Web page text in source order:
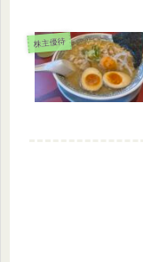
株主優待